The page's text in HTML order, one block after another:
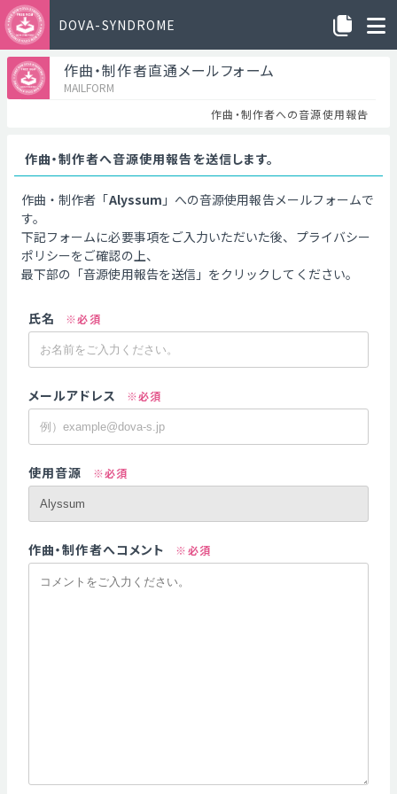
DOVA-SYNDROME
作曲・制作者直通メールフォーム
MAILFORM
作曲・制作者への音源使用報告
作曲・制作者へ音源使用報告を送信します。
作曲・制作者「Alyssum 」への音源使用報告メールフォームで
す。
下記フォームに必要事項をご入力いただいた後、プライバシー
ポリシーをご確認の上、
最下部の「音源使用報告を送信」をクリックしてください。
氏名 ※必須
メールアドレス ※必須
使用音源 ※必須
作曲・制作者へコメント ※必須